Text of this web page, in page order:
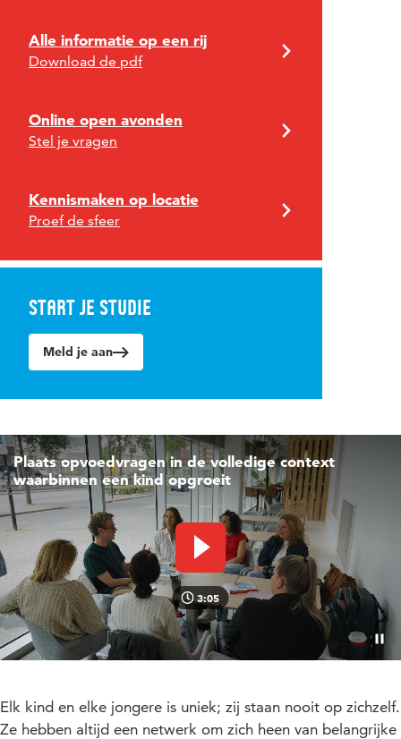
Alle informatie op een rij
Download de pdf
Online open avonden
Stel je vragen
Kennismaken op locatie
Proef de sfeer
Start je studie
Meld je aan
Plaats opvoedvragen in de volledige context
waarbinnen een kind opgroeit
Video afspelen
3:05
Elk kind en elke jongere is uniek; zij staan nooit op zichzelf.
Ze hebben altijd een netwerk om zich heen van belangrijke